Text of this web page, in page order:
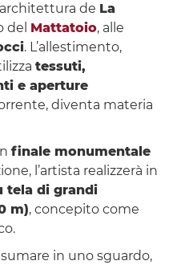
de La
del Mattatoio, alle
. L’allestimento,
tessuti,
e aperture
diventa materia
finale monumentale
l’artista realizzerà in
tela di grandi
m), concepito come
in uno sguardo,